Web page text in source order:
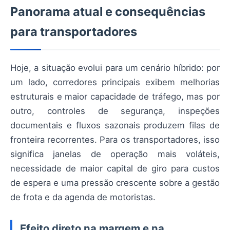
Panorama atual e consequências
para transportadores
Hoje, a situação evolui para um cenário híbrido: por
um lado, corredores principais exibem melhorias
estruturais e maior capacidade de tráfego, mas por
outro, controles de segurança, inspeções
documentais e fluxos sazonais produzem filas de
fronteira recorrentes. Para os transportadores, isso
significa janelas de operação mais voláteis,
necessidade de maior capital de giro para custos
de espera e uma pressão crescente sobre a gestão
de frota e da agenda de motoristas.